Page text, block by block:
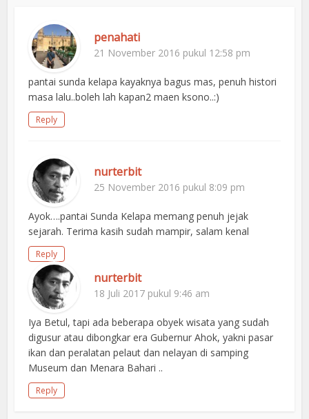
penahati
21 November 2016 pukul 12:58 pm
pantai sunda kelapa kayaknya bagus mas, penuh histori
masa lalu..boleh lah kapan2 maen ksono..:)
Reply
nurterbit
25 November 2016 pukul 8:09 pm
Ayok….pantai Sunda Kelapa memang penuh jejak
sejarah. Terima kasih sudah mampir, salam kenal
Reply
nurterbit
18 Juli 2017 pukul 9:46 am
Iya Betul, tapi ada beberapa obyek wisata yang sudah
digusur atau dibongkar era Gubernur Ahok, yakni pasar
ikan dan peralatan pelaut dan nelayan di samping
Museum dan Menara Bahari ..
Reply